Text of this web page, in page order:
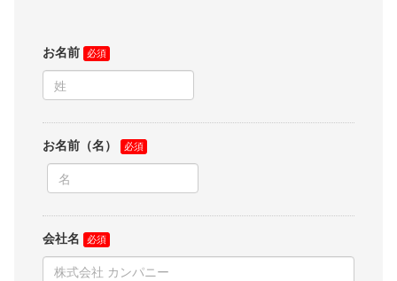
お名前
お名前（名）
会社名